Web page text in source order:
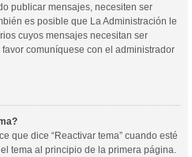
publicar mensajes, necesiten ser
es posible que La Administración le
cuyos mensajes necesitan ser
comuníquese con el administrador
que dice “Reactivar tema” cuando esté
tema al principio de la primera página.